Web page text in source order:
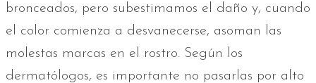
bronceados, pero subestimamos el daño y, cuando
el color comienza a desvanecerse, asoman las
molestas marcas en el rostro. Según los
dermatólogos, es importante no pasarlas por alto